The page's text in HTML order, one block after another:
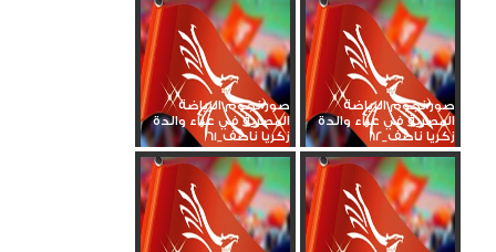
صور نجوم الرياضة
المصرية في عزاء والدة
زكريا ناصف_62
صور نجوم الرياضة
المصرية في عزاء والدة
زكريا ناصف_61